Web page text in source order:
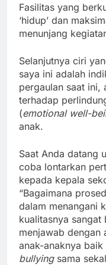
Fasilitas yang
‘hidup’ dan
menunjang
Selanjutnya ciri
saya ini adalah
pergaulan saat ini,
terhadap
(emotional well-
anak.
Saat Anda datang
coba lontarkan
kepada kepala
“Bagaimana
dalam menangani
kualitasnya sangat
menjawab dengan
anak-anaknya
bullyingsama